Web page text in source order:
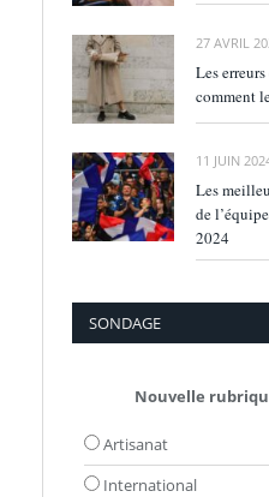
27 AVRIL
Les
comment
11 JUIN
Les
de
2024
SONDAGE
Nouvelle
Artisanat
International